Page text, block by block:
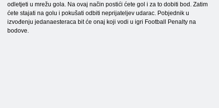
odletjeti u mrežu gola. Na ovaj način postići ćete gol i za to dobiti bod. Zatim
ćete stajati na golu i pokušati odbiti neprijateljev udarac. Pobjednik u
izvođenju jedanaesteraca bit će onaj koji vodi u igri Football Penalty na
bodove.